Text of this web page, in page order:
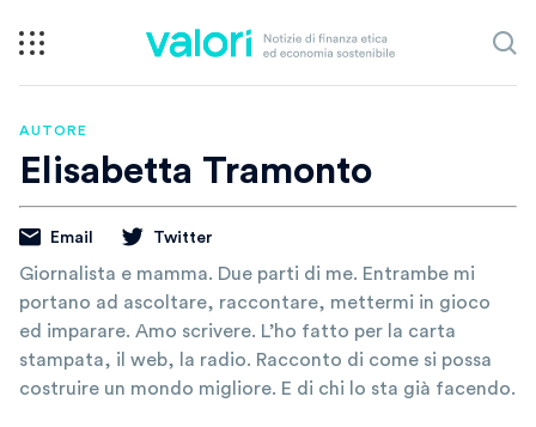
AUTORE
Elisabetta Tramonto
Email Twitter
Giornalista e mamma. Due parti di me. Entrambe mi
portano ad ascoltare, raccontare, mettermi in gioco
ed imparare. Amo scrivere. L’ho fatto per la carta
stampata, il web, la radio. Racconto di come si possa
costruire un mondo migliore. E di chi lo sta già facendo.